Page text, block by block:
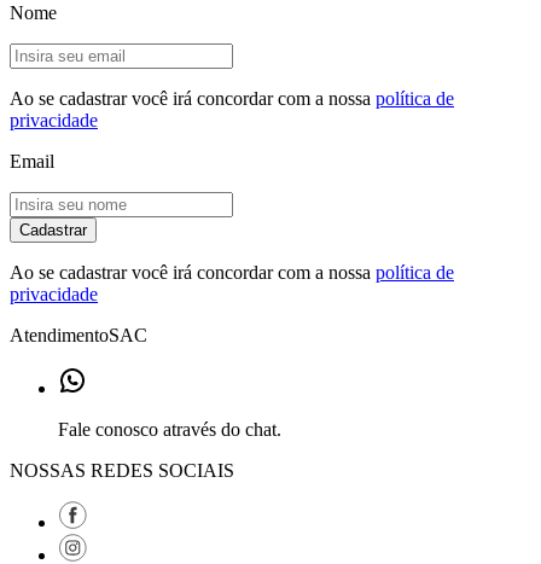
Nome
Ao se cadastrar você irá concordar com a nossa política de
privacidade
Email
Cadastrar
Ao se cadastrar você irá concordar com a nossa política de
privacidade
AtendimentoSAC
Fale conosco através do chat.
NOSSAS REDES SOCIAIS